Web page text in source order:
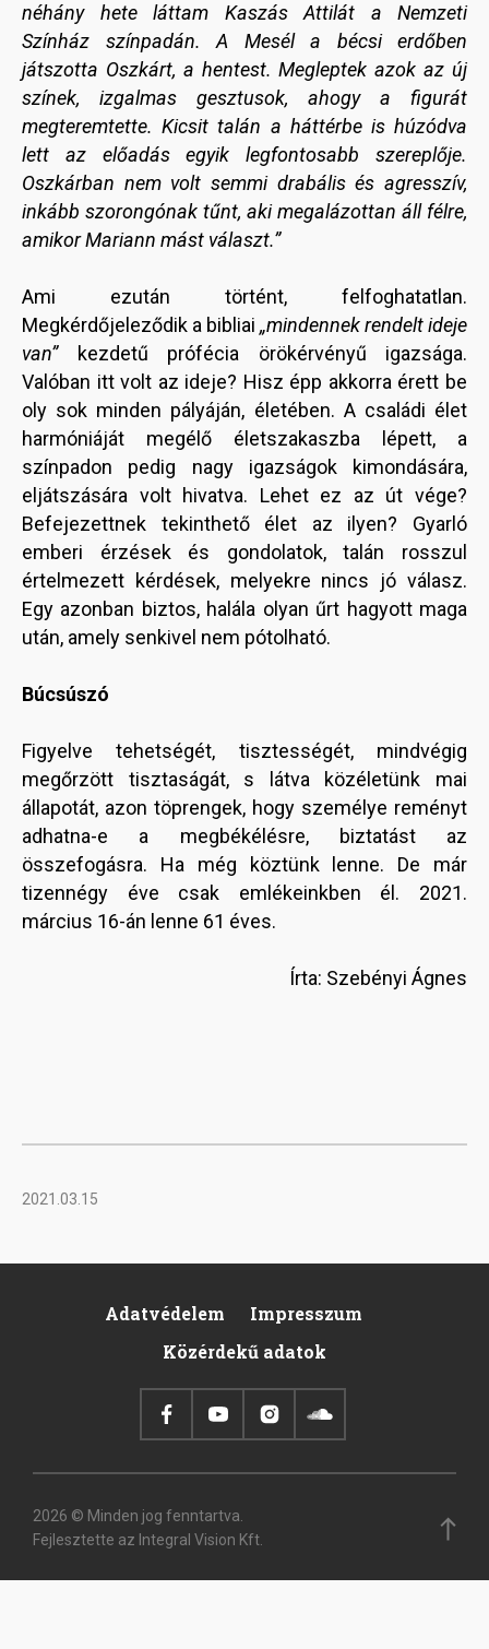
néhány hete láttam Kaszás Attilát a Nemzeti
Színház színpadán. A Mesél a bécsi erdőben
játszotta Oszkárt, a hentest. Megleptek azok az új
színek, izgalmas gesztusok, ahogy a figurát
megteremtette. Kicsit talán a háttérbe is húzódva
lett az előadás egyik legfontosabb szereplője.
Oszkárban nem volt semmi drabális és agresszív,
inkább szorongónak tűnt, aki megalázottan áll félre,
amikor Mariann mást választ.”
Ami ezután történt, felfoghatatlan.
Megkérdőjeleződik a bibliai „mindennek rendelt ideje
van”
kezdetű prófécia örökérvényű igazsága.
Valóban itt volt az ideje? Hisz épp akkorra érett be
oly sok minden pályáján, életében. A családi élet
harmóniáját megélő életszakaszba lépett, a
színpadon pedig nagy igazságok kimondására,
eljátszására volt hivatva. Lehet ez az út vége?
Befejezettnek tekinthető élet az ilyen? Gyarló
emberi érzések és gondolatok, talán rosszul
értelmezett kérdések, melyekre nincs jó válasz.
Egy azonban biztos, halála olyan űrt hagyott maga
után, amely senkivel nem pótolható.
Búcsúszó
Figyelve tehetségét, tisztességét, mindvégig
megőrzött tisztaságát, s látva közéletünk mai
állapotát, azon töprengek, hogy személye reményt
adhatna-e a megbékélésre, biztatást az
összefogásra. Ha még köztünk lenne. De már
tizennégy éve csak emlékeinkben él. 2021.
március 16-án lenne 61 éves.
Írta: Szebényi Ágnes
2021.03.15
Footer
Adatvédelem
Impresszum
Közérdekű adatok
2026 © Minden jog fenntartva.
Fejlesztette az Integral Vision Kft.